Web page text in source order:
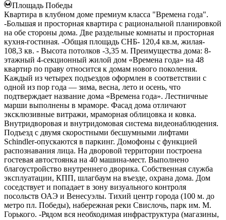
Площадь Победы
Квартира в клубном доме премиум класса "Времена года".
-Большая и просторная квартира с рациональной планировкой
на обе стороны дома. Две раздельные комнаты и просторная
кухня-гостиная. -Общая площадь СНБ- 120,4 кв.м, жилая-
108,3 кв. - Высота потолков -3,35 м. Преимущества дома: 8-
этажный 4-секционный жилой дом «Времена года» на 48
квартир по праву относится к домам нового поколения.
Каждый из четырех подъездов оформлен в соответствии с
одной из пор года — зима, весна, лето и осень, что
подтверждает название дома «Времена года». Лестничные
марши выполнены в мраморе. Фасад дома отличают
эксклюзивные витражи, мраморная облицовка и ковка.
Внутридворовая и внутридомовая система видеонаблюдения.
Подъезд с двумя скоростными бесшумными лифтами
Schindler-опускаются в паркинг. Домофоны с функцией
распознавания лица. На дворовой территории построена
гостевая автостоянка на 40 машина-мест. Выполнено
благоустройство внутреннего дворика. Собственная служба
эксплуатации, КПП, шлагбаум на въезде, охрана дома. Дом
соседствует и попадает в зону визуального контроля
посольств ОАЭ и Венесуэлы. Тихий центр города (100 м. до
метро пл. Победы), набережная реки Свислочь, парк им. М.
Горького. -Рядом вся необходимая инфраструктура (магазины,